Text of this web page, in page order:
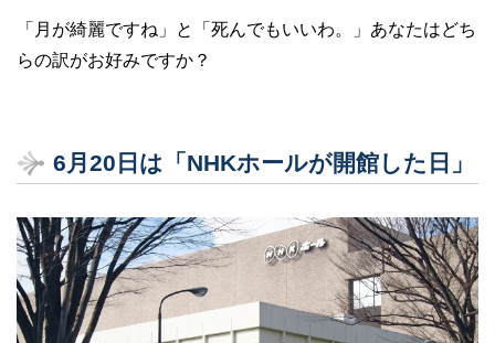
「月が綺麗ですね」と「死んでもいいわ。」あなたはどち
らの訳がお好みですか？
6月20日は「NHKホールが開館した日」